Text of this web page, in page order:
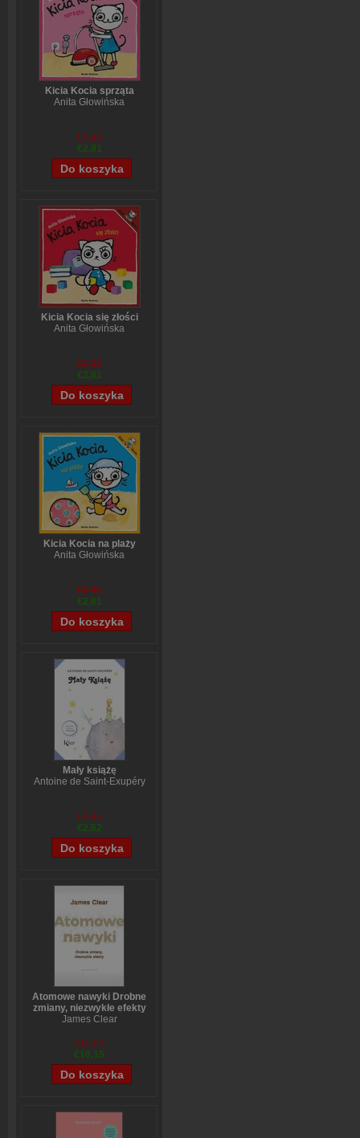
Kicia Kocia sprząta
Anita Głowińska
€3,46
€2,81
Kicia Kocia się złości
Anita Głowińska
€3,46
€2,81
Kicia Kocia na plaży
Anita Głowińska
€3,46
€2,81
Mały książę
Antoine de Saint-Exupéry
€3,46
€2,62
Atomowe nawyki Drobne
zmiany, niezwykłe efekty
James Clear
€12,63
€10,15